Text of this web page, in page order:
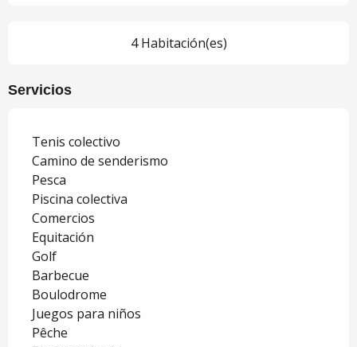
4 Habitación(es)
Servicios
Tenis colectivo
Camino de senderismo
Pesca
Piscina colectiva
Comercios
Equitación
Golf
Barbecue
Boulodrome
Juegos para niños
Pêche